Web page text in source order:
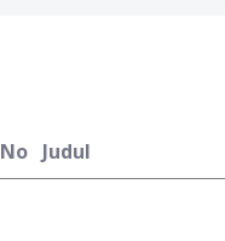
No Judul